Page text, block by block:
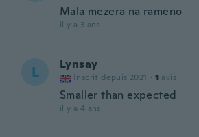
Mala mezera na rameno
il y a 3 ans
L Lynsay
Inscrit depuis 2021 · 1 avis
Smaller than expected
il y a 4 ans